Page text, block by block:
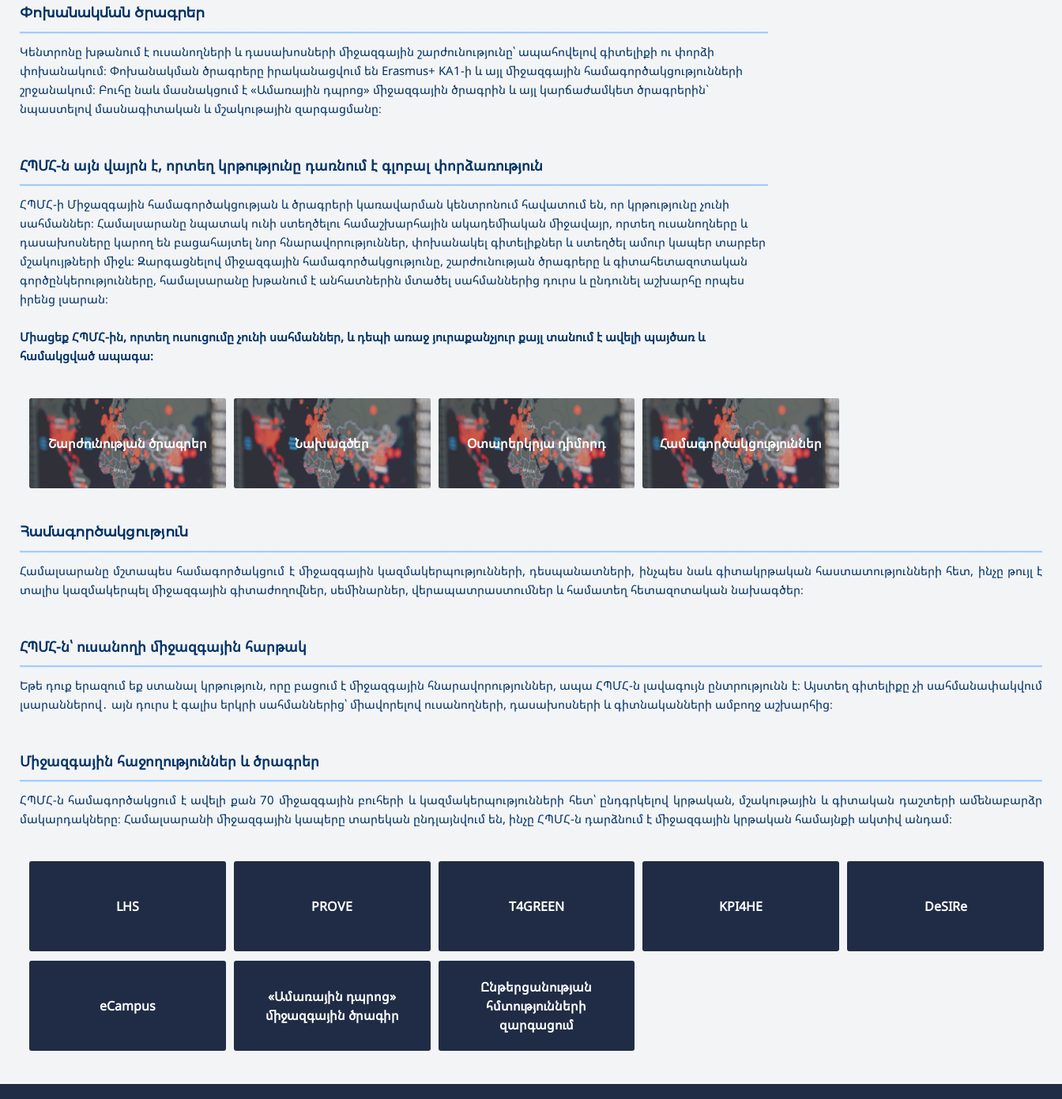
Փոխանակման ծրագրեր
—————————————————————————————————————————————————————————————————————————————————
Կենտրոնը խթանում է ուսանողների և դասախոսների միջազգային շարժունությունը՝ ապահովելով գիտելիքի ու փորձի
փոխանակում։ Փոխանակման ծրագրերը իրականացվում են Erasmus+ KA1-ի և այլ միջազգային համագործակցությունների
շրջանակում։ Բուհը նաև մասնակցում է «Ամառային դպրոց» միջազգային ծրագրին և այլ կարճաժամկետ ծրագրերին`
նպաստելով մասնագիտական և մշակութային զարգացմանը։
ՀՊՄՀ-ն այն վայրն է, որտեղ կրթությունը դառնում է գլոբալ փորձառություն
—————————————————————————————————————————————————————————————————————————————————
ՀՊՄՀ-ի Միջազգային համագործակցության և ծրագրերի կառավարման կենտրոնում հավատում են, որ կրթությունը չունի
սահմաններ։ Համալսարանը նպատակ ունի ստեղծելու համաշխարհային ակադեմիական միջավայր, որտեղ ուսանողները և
դասախոսները կարող են բացահայտել նոր հնարավորություններ, փոխանակել գիտելիքներ և ստեղծել ամուր կապեր տարբեր
մշակույթների միջև։ Զարգացնելով միջազգային համագործակցությունը, շարժունության ծրագրերը և գիտահետազոտական
գործընկերությունները, համալսարանը խթանում է անհատներին մտածել սահմաններից դուրս և ընդունել աշխարհը որպես
իրենց լսարան։
Միացեք ՀՊՄՀ-ին, որտեղ ուսուցումը չունի սահմաններ, և դեպի առաջ յուրաքանչյուր քայլ տանում է ավելի պայծառ և
համակցված ապագա։
Շարժունության ծրագրեր Նախագծեր Օտարերկրյա դիմորդ Համագործակցություններ
Համագործակցություն
————————————————————————————————————————————————————————————————————————————————————
Համալսարանը մշտապես համագործակցում է միջազգային կազմակերպությունների, դեսպանատների, ինչպես նաև գիտակրթական հաստատությունների հետ, ինչը թույլ է
տալիս կազմակերպել միջազգային գիտաժողովներ, սեմինարներ, վերապատրաստումներ և համատեղ հետազոտական նախագծեր։
ՀՊՄՀ-ն՝ ուսանողի միջազգային հարթակ
————————————————————————————————————————————————————————————————————————————————————
Եթե դուք երազում եք ստանալ կրթություն, որը բացում է միջազգային հնարավորություններ, ապա ՀՊՄՀ-ն լավագույն ընտրությունն է։ Այստեղ գիտելիքը չի սահմանափակվում
լսարաններով․ այն դուրս է գալիս երկրի սահմաններից՝ միավորելով ուսանողների, դասախոսների և գիտնականների ամբողջ աշխարհից։
Միջազգային հաջողություններ և ծրագրեր
————————————————————————————————————————————————————————————————————————————————————
ՀՊՄՀ-ն համագործակցում է ավելի քան 70 միջազգային բուհերի և կազմակերպությունների հետ՝ ընդգրկելով կրթական, մշակութային և գիտական դաշտերի ամենաբարձր
մակարդակները։ Համալսարանի միջազգային կապերը տարեկան ընդլայնվում են, ինչը ՀՊՄՀ-ն դարձնում է միջազգային կրթական համայնքի ակտիվ անդամ։
LHS PROVE T4GREEN KPI4HE DeSIRe
eCampus
«Ամառային դպրոց»
միջազգային ծրագիր
Ընթերցանության
հմտությունների
զարգացում